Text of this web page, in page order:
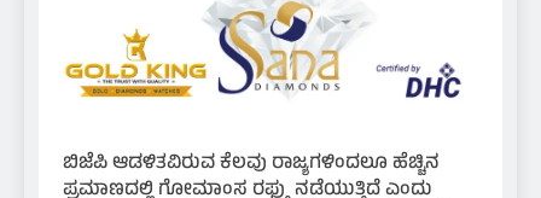
ಬಿಜೆಪಿ ಆಡಳಿತವಿರುವ ಕೆಲವು ರಾಜ್ಯಗಳಿಂದಲೂ ಹೆಚ್ಚಿನ
ಪ್ರಮಾಣದಲ್ಲಿ ಗೋಮಾಂಸ ರಫ್ತು ನಡೆಯುತ್ತಿದೆ ಎಂದು